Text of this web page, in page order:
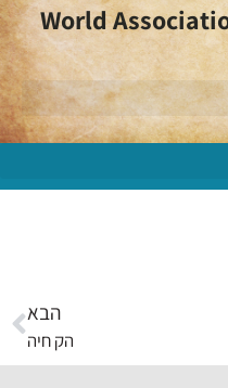
World
הבא
הק חיה